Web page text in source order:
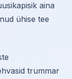
aina
ühise tee
trummar